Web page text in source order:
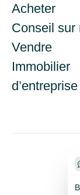
Acheter
Conseil sur
Vendre
Immobilier
d’entreprise